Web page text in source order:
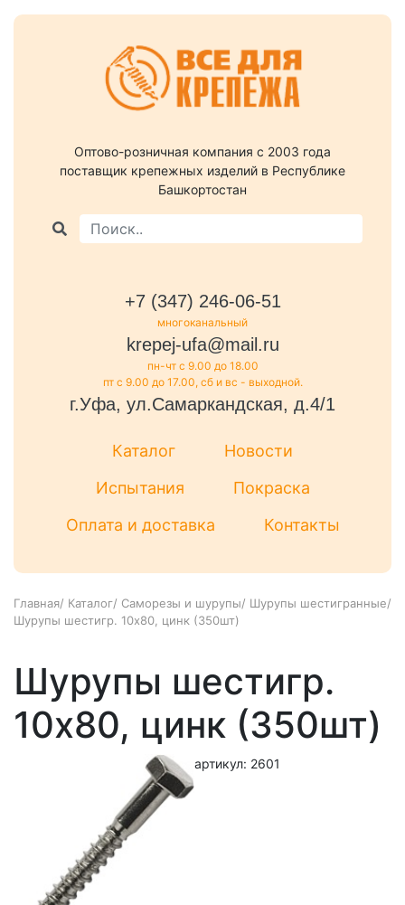
Оптово-розничная компания c 2003 года
поставщик крепежных изделий в Республике
Башкортостан
+7 (347) 246-06-51
многоканальный
krepej-ufa@mail.ru
пн-чт с 9.00 до 18.00
пт с 9.00 до 17.00, сб и вс - выходной.
г.Уфа, ул.Самаркандская, д.4/1
Каталог
Новости
Испытания
Покраска
Оплата и доставка
Контакты
Главная/ Каталог/ Саморезы и шурупы/ Шурупы шестигранные/
Шурупы шестигр. 10x80, цинк (350шт)
Шурупы шестигр.
10x80, цинк (350шт)
артикул: 2601